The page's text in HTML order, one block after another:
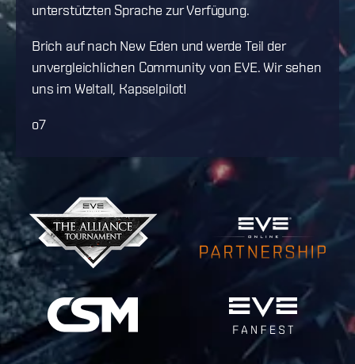
unterstützten Sprache zur Verfügung.
Brich auf nach New Eden und werde Teil der
unvergleichlichen Community von EVE. Wir sehen
uns im Weltall, Kapselpilot!
o7